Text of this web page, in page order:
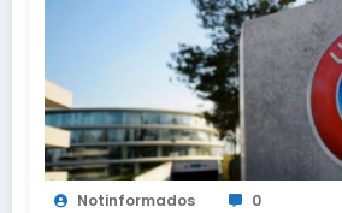
Notinformados 0